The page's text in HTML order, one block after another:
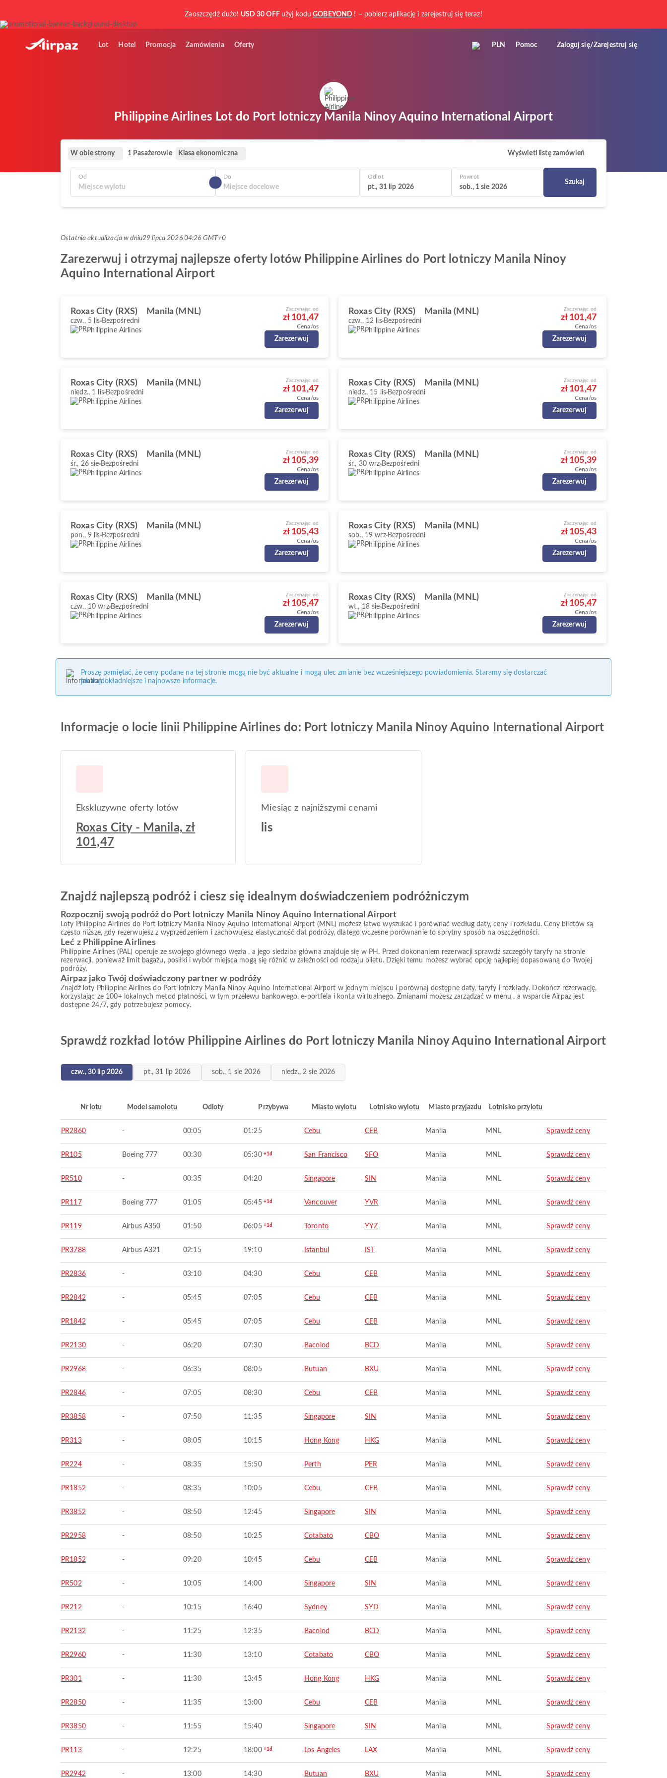
Zaoszczędź dużo! USD 30 OFF użyj kodu GOBEYOND ! – pobierz aplikację i zarejestruj się teraz!
Lot Hotel Promocja Zamówienia Oferty PLN Pomoc Zaloguj się/Zarejestruj się
Philippine Airlines Lot do Port lotniczy Manila Ninoy Aquino International Airport
W obie strony 1 Pasażerowie Klasa ekonomiczna Wyświetl listę zamówień
Od Do Odlot
pt., 31 lip 2026
Powrót
sob., 1 sie 2026
Szukaj
Ostatnia aktualizacja w dniu29 lipca 2026 04:26 GMT+0
Zarezerwuj i otrzymaj najlepsze oferty lotów Philippine Airlines do Port lotniczy Manila Ninoy
Aquino International Airport
Roxas City (RXS) Manila (MNL)
czw., 5 lis Bezpośredni
Philippine Airlines
Zaczynając od
zł 101,47
Cena/os
Zarezerwuj
Roxas City (RXS) Manila (MNL)
czw., 12 lis Bezpośredni
Philippine Airlines
Zaczynając od
zł 101,47
Cena/os
Zarezerwuj
Roxas City (RXS) Manila (MNL)
niedz., 1 lis Bezpośredni
Philippine Airlines
Zaczynając od
zł 101,47
Cena/os
Zarezerwuj
Roxas City (RXS) Manila (MNL)
niedz., 15 lis Bezpośredni
Philippine Airlines
Zaczynając od
zł 101,47
Cena/os
Zarezerwuj
Roxas City (RXS) Manila (MNL)
śr., 26 sie Bezpośredni
Philippine Airlines
Zaczynając od
zł 105,39
Cena/os
Zarezerwuj
Roxas City (RXS) Manila (MNL)
śr., 30 wrz Bezpośredni
Philippine Airlines
Zaczynając od
zł 105,39
Cena/os
Zarezerwuj
Roxas City (RXS) Manila (MNL)
pon., 9 lis Bezpośredni
Philippine Airlines
Zaczynając od
zł 105,43
Cena/os
Zarezerwuj
Roxas City (RXS) Manila (MNL)
sob., 19 wrz Bezpośredni
Philippine Airlines
Zaczynając od
zł 105,43
Cena/os
Zarezerwuj
Roxas City (RXS) Manila (MNL)
czw., 10 wrz Bezpośredni
Philippine Airlines
Zaczynając od
zł 105,47
Cena/os
Zarezerwuj
Roxas City (RXS) Manila (MNL)
wt., 18 sie Bezpośredni
Philippine Airlines
Zaczynając od
zł 105,47
Cena/os
Zarezerwuj
Proszę pamiętać, że ceny podane na tej stronie mogą nie być aktualne i mogą ulec zmianie bez wcześniejszego powiadomienia. Staramy się dostarczać
jak najdokładniejsze i najnowsze informacje.
Informacje o locie linii Philippine Airlines do: Port lotniczy Manila Ninoy Aquino International Airport
Ekskluzywne oferty lotów
Roxas City - Manila, zł
101,47
Miesiąc z najniższymi cenami
lis
Znajdź najlepszą podróż i ciesz się idealnym doświadczeniem podróżniczym
Rozpocznij swoją podróż do Port lotniczy Manila Ninoy Aquino International Airport
Loty Philippine Airlines do Port lotniczy Manila Ninoy Aquino International Airport (MNL) możesz łatwo wyszukać i porównać według daty, ceny i rozkładu. Ceny biletów są
często niższe, gdy rezerwujesz z wyprzedzeniem i zachowujesz elastyczność dat podróży, dlatego wczesne porównanie to sprytny sposób na oszczędności.
Leć z Philippine Airlines
Philippine Airlines (PAL) operuje ze swojego głównego węzła , a jego siedziba główna znajduje się w PH. Przed dokonaniem rezerwacji sprawdź szczegóły taryfy na stronie
rezerwacji, ponieważ limit bagażu, posiłki i wybór miejsca mogą się różnić w zależności od rodzaju biletu. Dzięki temu możesz wybrać opcję najlepiej dopasowaną do Twojej
podróży.
Airpaz jako Twój doświadczony partner w podróży
Znajdź loty Philippine Airlines do Port lotniczy Manila Ninoy Aquino International Airport w jednym miejscu i porównaj dostępne daty, taryfy i rozkłady. Dokończ rezerwację,
korzystając ze 100+ lokalnych metod płatności, w tym przelewu bankowego, e-portfela i konta wirtualnego. Zmianami możesz zarządzać w menu , a wsparcie Airpaz jest
dostępne 24/7, gdy potrzebujesz pomocy.
Sprawdź rozkład lotów Philippine Airlines do Port lotniczy Manila Ninoy Aquino International Airport
czw., 30 lip 2026 pt., 31 lip 2026 sob., 1 sie 2026 niedz., 2 sie 2026
Nr lotu Model samolotu Odloty Przybywa Miasto wylotu Lotnisko wylotu Miasto przyjazdu Lotnisko przylotu
PR2860 - 00:05 01:25 Cebu CEB Manila MNL Sprawdź ceny
PR105 Boeing 777 00:30 05:30 +1d San Francisco SFO Manila MNL Sprawdź ceny
PR510 - 00:35 04:20 Singapore SIN Manila MNL Sprawdź ceny
PR117 Boeing 777 01:05 05:45 +1d Vancouver YVR Manila MNL Sprawdź ceny
PR119 Airbus A350 01:50 06:05 +1d Toronto YYZ Manila MNL Sprawdź ceny
PR3788 Airbus A321 02:15 19:10 Istanbul IST Manila MNL Sprawdź ceny
PR2836 - 03:10 04:30 Cebu CEB Manila MNL Sprawdź ceny
PR2842 - 05:45 07:05 Cebu CEB Manila MNL Sprawdź ceny
PR1842 - 05:45 07:05 Cebu CEB Manila MNL Sprawdź ceny
PR2130 - 06:20 07:30 Bacolod BCD Manila MNL Sprawdź ceny
PR2968 - 06:35 08:05 Butuan BXU Manila MNL Sprawdź ceny
PR2846 - 07:05 08:30 Cebu CEB Manila MNL Sprawdź ceny
PR3858 - 07:50 11:35 Singapore SIN Manila MNL Sprawdź ceny
PR313 - 08:05 10:15 Hong Kong HKG Manila MNL Sprawdź ceny
PR224 - 08:35 15:50 Perth PER Manila MNL Sprawdź ceny
PR1852 - 08:35 10:05 Cebu CEB Manila MNL Sprawdź ceny
PR3852 - 08:50 12:45 Singapore SIN Manila MNL Sprawdź ceny
PR2958 - 08:50 10:25 Cotabato CBO Manila MNL Sprawdź ceny
PR1852 - 09:20 10:45 Cebu CEB Manila MNL Sprawdź ceny
PR502 - 10:05 14:00 Singapore SIN Manila MNL Sprawdź ceny
PR212 - 10:15 16:40 Sydney SYD Manila MNL Sprawdź ceny
PR2132 - 11:25 12:35 Bacolod BCD Manila MNL Sprawdź ceny
PR2960 - 11:30 13:10 Cotabato CBO Manila MNL Sprawdź ceny
PR301 - 11:30 13:45 Hong Kong HKG Manila MNL Sprawdź ceny
PR2850 - 11:35 13:00 Cebu CEB Manila MNL Sprawdź ceny
PR3850 - 11:55 15:40 Singapore SIN Manila MNL Sprawdź ceny
PR113 - 12:25 18:00 +1d Los Angeles LAX Manila MNL Sprawdź ceny
PR2942 - 13:00 14:30 Butuan BXU Manila MNL Sprawdź ceny